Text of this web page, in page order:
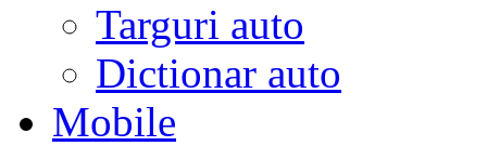
Targuri auto
Dictionar auto
Mobile